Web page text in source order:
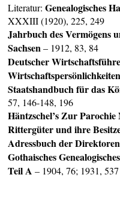
Literatur:Genealogisches
XXXIII (1920), 225, 249
Jahrbuch des Vermögens
Sachsen– 1912, 83, 84
Deutscher
Wirtschaftspersönlichkeiten
Staatshandbuch für das
57, 146-148, 196
Häntzschel’s Zur
Rittergüter und ihre
Adressbuch der
Gothaisches
Teil A – 1904, 76; 1931, 537